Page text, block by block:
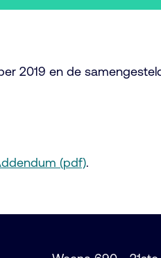
2019 en de
(pdf).